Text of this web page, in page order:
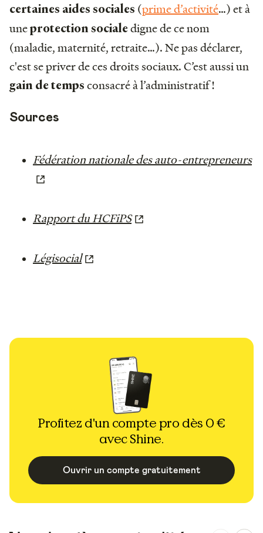
certaines aides sociales (prime d’activité…) et à
uneprotection socialedigne de ce nom
(maladie, maternité, retraite…). Ne pas déclarer,
c'est se priver de ces droits sociaux. C’est aussi un
gain de temps consacré à l’administratif !
Sources
Fédération nationale des auto-entrepreneurs
Rapport du HCFiPS
Légisocial
Profitez d'un compte pro dès 0 €
avec Shine.
Ouvrir un compte gratuitement